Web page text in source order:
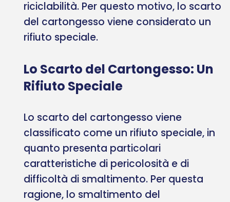
riciclabilità. Per questo motivo, lo scarto
del cartongesso viene considerato un
rifiuto speciale.
Lo Scarto del Cartongesso: Un
Rifiuto Speciale
Lo scarto del cartongesso viene
classificato come un rifiuto speciale, in
quanto presenta particolari
caratteristiche di pericolosità e di
difficoltà di smaltimento. Per questa
ragione, lo smaltimento del